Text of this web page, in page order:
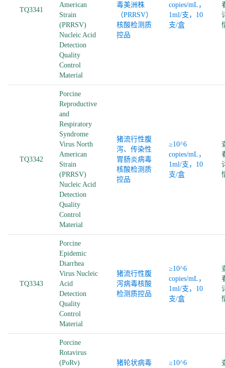
TQ3341
American
Strain
(PRRSV)
Nucleic Acid
Detection
Quality
Control
Material
毒美洲株
（PRRSV）
核酸检测质
控品
copies/mL，
1ml/支，10
支/盒
TQ3342
Porcine
Reproductive
and
Respiratory
Syndrome
Virus North
American
Strain
(PRRSV)
Nucleic Acid
Detection
Quality
Control
Material
猪流行性腹
泻、传染性
胃肠炎病毒
核酸检测质
控品
≥10^6
copies/mL，
1ml/支，10
支/盒
TQ3343
Porcine
Epidemic
Diarrhea
Virus Nucleic
Acid
Detection
Quality
Control
Material
猪流行性腹
泻病毒核酸
检测质控品
≥10^6
copies/mL，
1ml/支，10
支/盒
Porcine
Rotavirus
(PoRv)
猪轮状病毒
≥10^6